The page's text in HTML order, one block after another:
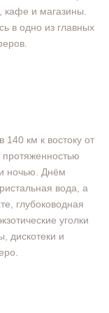
кафе и магазины.
в одно из главных
140 км к востоку от
ночью. Днём
вода, а
глубоководная
уголки
дискотеки и